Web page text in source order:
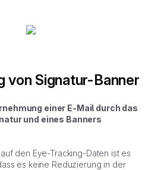
von Signatur-Banner
einer E-Mail durch das
und eines Banners
den Eye-Tracking-Daten ist es
es keine Reduzierung in der